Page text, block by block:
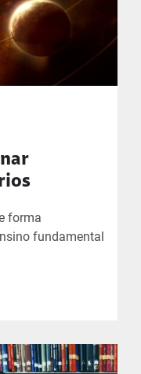
forma
fundamental